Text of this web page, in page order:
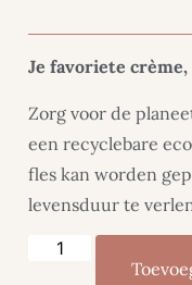
Je favoriete
Zorg voor de
een recyclebare
fles kan worden
levensduur te